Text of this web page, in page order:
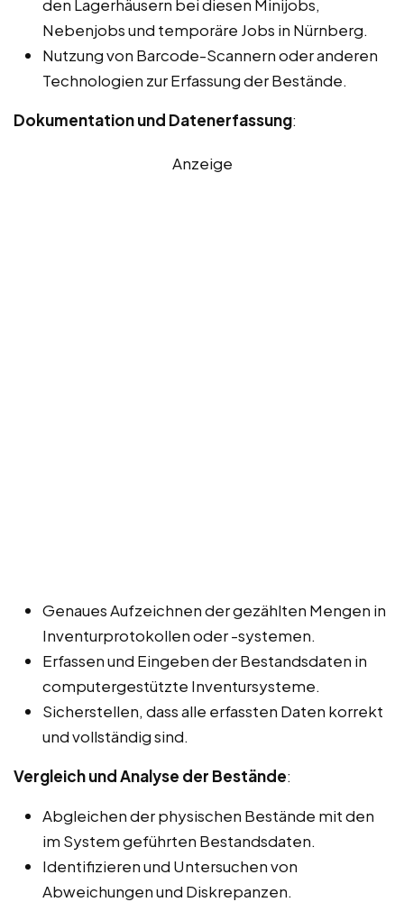
den Lagerhäusern bei diesen Minijobs,
Nebenjobs und temporäre Jobs in Nürnberg.
Nutzung von Barcode-Scannern oder anderen
Technologien zur Erfassung der Bestände.
Dokumentation und Datenerfassung:
Anzeige
Genaues Aufzeichnen der gezählten Mengen in
Inventurprotokollen oder -systemen.
Erfassen und Eingeben der Bestandsdaten in
computergestützte Inventursysteme.
Sicherstellen, dass alle erfassten Daten korrekt
und vollständig sind.
Vergleich und Analyse der Bestände:
Abgleichen der physischen Bestände mit den
im System geführten Bestandsdaten.
Identifizieren und Untersuchen von
Abweichungen und Diskrepanzen.